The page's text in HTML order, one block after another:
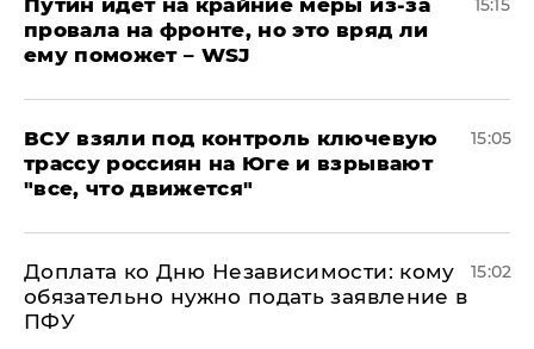
Путин идет на крайние меры из-за
провала на фронте, но это вряд ли
ему поможет – WSJ
15:15
ВСУ взяли под контроль ключевую
трассу россиян на Юге и взрывают
"все, что движется"
15:05
Доплата ко Дню Независимости: кому
обязательно нужно подать заявление в
ПФУ
15:02